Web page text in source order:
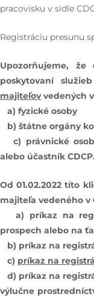
pracovisku v sídle
Registráciu presunu
Upozorňujeme,
poskytovaní
majiteľovvedených v
a) fyzické osoby
b) štátne orgány
c) právnické
alebo účastník CDCP.
Od 01.02.2022 títo
majiteľa vedeného v
a) príkaz na
prospech alebo na
b) príkaz na
c) príkaz na
d) príkaz na
výlučne